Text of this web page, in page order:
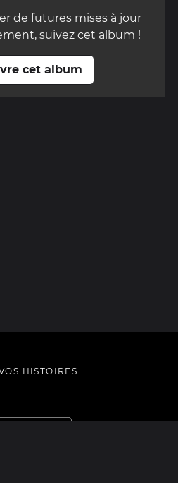
de futures mises à jour
suivez cet album !
cet album
HISTOIRES